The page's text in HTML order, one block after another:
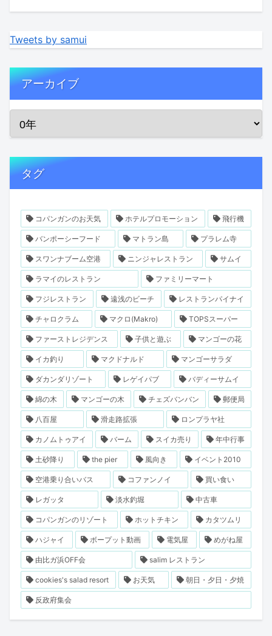
Tweets by samui
アーカイブ
タグ
コパンガンのお天気 ホテルプロモーション 飛行機
バンポーシーフード マトラン島 プラレム寺
スワンナブーム空港 ニンジャレストラン サムイ
ラマイのレストラン ファミリーマート
フジレストラン 遠浅のビーチ レストランパイナイ
チャロクラム マクロ(Makro) TOPSスーパー
ファーストレジデンス 子供と遊ぶ マンゴーの花
イカ釣り マクドナルド マンゴーサラダ
ダカンダリゾート レゲイパブ バディーサムイ
綿の木 マンゴーの木 チェズバンバン 郵便局
八百屋 滑走路拡張 ロンプラヤ社
カノムトゥアイ バーム スイカ売り 年中行事
土砂降り the pier 風向き イベント2010
空港乗り合いバス コファンノイ 買い食い
レガッタ 淡水釣堀 中古車
コパンガンのリゾート ホットチキン カタツムリ
ハジャイ ボープット動画 電気屋 めがね屋
由比ガ浜OFF会 salim レストラン
cookies's salad resort お天気 朝日・夕日・夕焼
反政府集会